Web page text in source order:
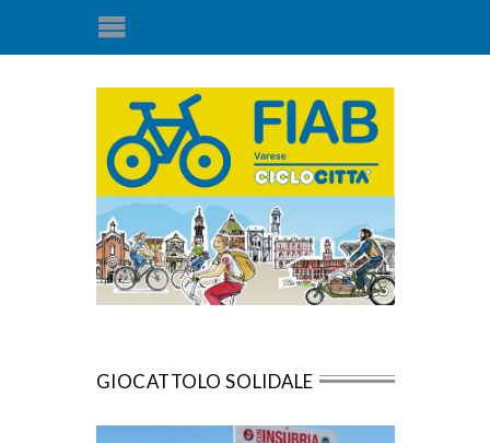
GIOCATTOLO SOLIDALE